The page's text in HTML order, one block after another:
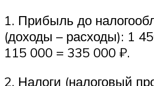
1. Прибыль до
(доходы – расходы): 1
115 000 = 335 000 ₽.
2. Налоги (налоговый